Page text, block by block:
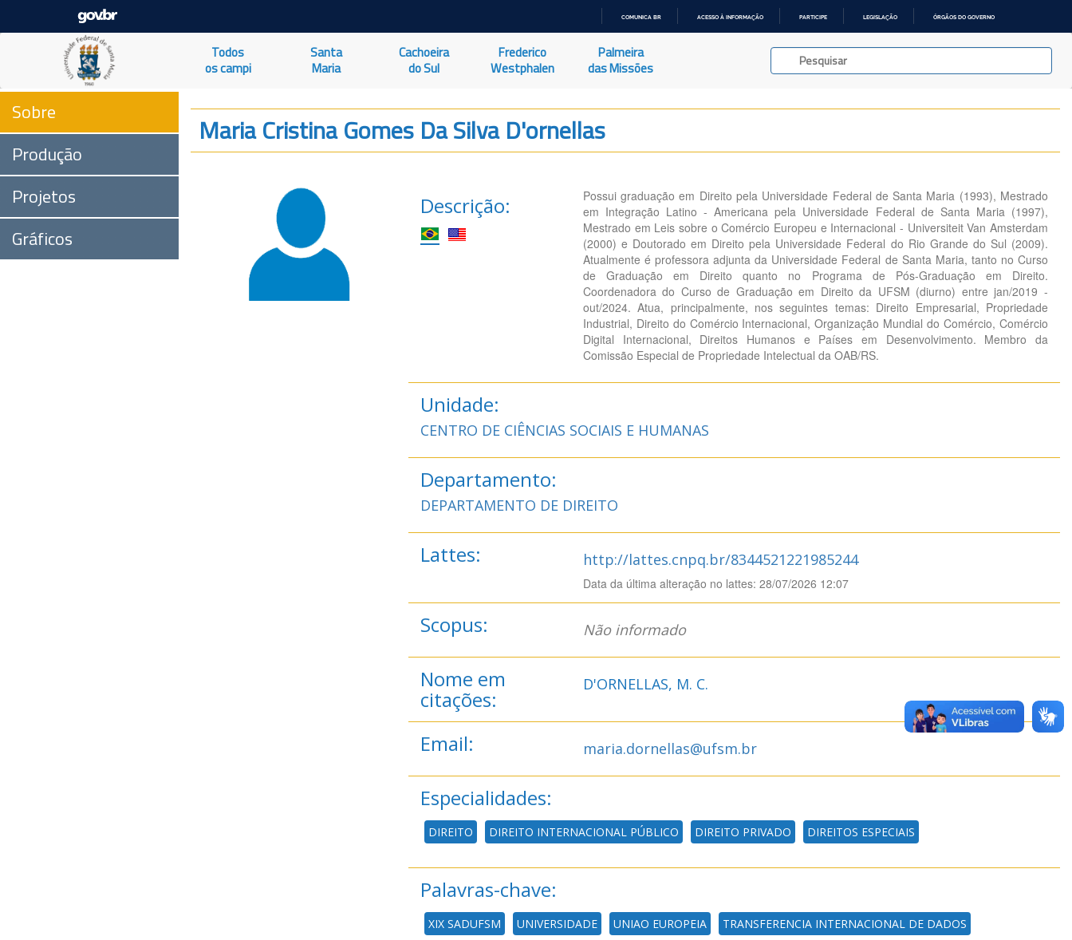
O
COMUNICA BR ACESSO À INFORMAÇÃO PARTICIPE LEGISLAÇÃO ÓRGÃOS DO GOVERNO
Todos
os campi
Santa
Maria
Cachoeira
do Sul
Frederico
Westphalen
Palmeira
das Missões
Sobre
Produção
Projetos
Gráficos
Maria Cristina Gomes Da Silva D'ornellas
Descrição:
Possui graduação em Direito pela Universidade Federal de Santa Maria (1993), Mestrado
em Integração Latino - Americana pela Universidade Federal de Santa Maria (1997),
Mestrado em Leis sobre o Comércio Europeu e Internacional - Universiteit Van Amsterdam
(2000) e Doutorado em Direito pela Universidade Federal do Rio Grande do Sul (2009).
Atualmente é professora adjunta da Universidade Federal de Santa Maria, tanto no Curso
de Graduação em Direito quanto no Programa de Pós-Graduação em Direito.
Coordenadora do Curso de Graduação em Direito da UFSM (diurno) entre jan/2019 -
out/2024. Atua, principalmente, nos seguintes temas: Direito Empresarial, Propriedade
Industrial, Direito do Comércio Internacional, Organização Mundial do Comércio, Comércio
Digital Internacional, Direitos Humanos e Países em Desenvolvimento. Membro da
Comissão Especial de Propriedade Intelectual da OAB/RS.
Unidade:
CENTRO DE CIÊNCIAS SOCIAIS E HUMANAS
Departamento:
DEPARTAMENTO DE DIREITO
Lattes: http://lattes.cnpq.br/8344521221985244
Data da última alteração no lattes: 28/07/2026 12:07
Scopus: Não informado
Nome em
citações:
D'ORNELLAS, M. C.
Email: maria.dornellas@ufsm.br
Especialidades:
DIREITO DIREITO INTERNACIONAL PÚBLICO DIREITO PRIVADO DIREITOS ESPECIAIS
Palavras-chave:
XIX SADUFSM UNIVERSIDADE UNIAO EUROPEIA TRANSFERENCIA INTERNACIONAL DE DADOS